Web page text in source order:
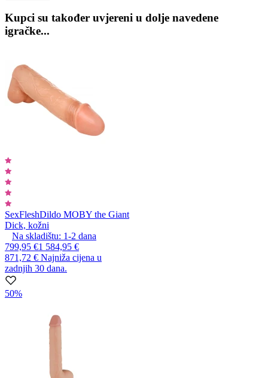
Kupci su također uvjereni u dolje navedene
igračke...
SexFleshDildo MOBY the Giant
Dick, kožni
Na skladištu: 1-2 dana
799,95 €1 584,95 €
871,72 € Najniža cijena u
zadnjih 30 dana.
50%